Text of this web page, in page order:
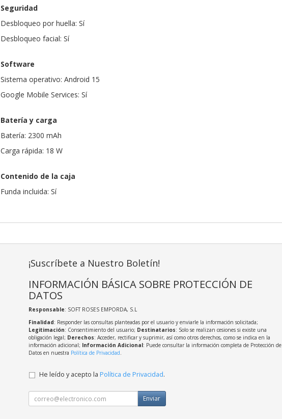
Seguridad
Desbloqueo por huella: Sí
Desbloqueo facial: Sí
Software
Sistema operativo: Android 15
Google Mobile Services: Sí
Batería y carga
Batería: 2300 mAh
Carga rápida: 18 W
Contenido de la caja
Funda incluida: Sí
¡Suscríbete a Nuestro Boletín!
INFORMACIÓN BÁSICA SOBRE PROTECCIÓN DE
DATOS
Responsable: SOFT ROSES EMPORDA, S.L
Finalidad: Responder las consultas planteadas por el usuario y enviarle la información solicitada;
Legitimación: Consentimiento del usuario; Destinatarios: Solo se realizan cesiones si existe una
obligación legal; Derechos: Acceder, rectificar y suprimir, así como otros derechos, como se indica en la
información adicional; Información Adicional: Puede consultar la información completa de Protección de
Datos en nuestra Política de Privacidad.
He leído y acepto la Política de Privacidad.
Enviar